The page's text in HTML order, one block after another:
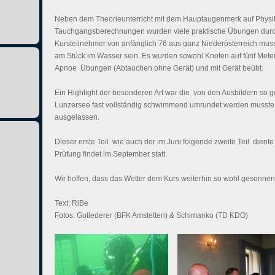
Neben dem Theorieunterricht mit dem Hauptaugenmerk auf
Tauchgangsberechnungen wurden viele praktische Übungen
Kursteilnehmer von anfänglich 76 aus ganz Niederösterreich
am Stück im Wasser sein. Es wurden sowohl Knoten auf fünf
Apnoe  Übungen (Abtauchen ohne Gerät) und mit Gerät beübt.
Ein Highlight der besonderen Art war die  von den Ausbildern so
Lunzersee fast vollständig schwimmend umrundet werden
ausgelassen.
Dieser erste Teil  wie auch der im Juni folgende zweite Teil 
Prüfung findet im September statt.
Wir hoffen, dass das Wetter dem Kurs weiterhin so wohl
Text: RiBe
Fotos: Gutlederer (BFK Amstetten) & Schimanko (TD KDO)